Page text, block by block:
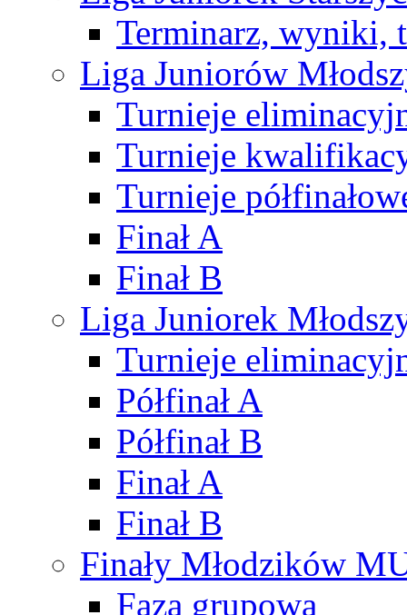
Terminarz, wyniki,
Liga Juniorów
Turnieje
Turnieje
Turnieje
Finał A
Finał B
Liga Juniorek
Turnieje
Półfinał A
Półfinał B
Finał A
Finał B
Finały Młodzików
Faza grupowa